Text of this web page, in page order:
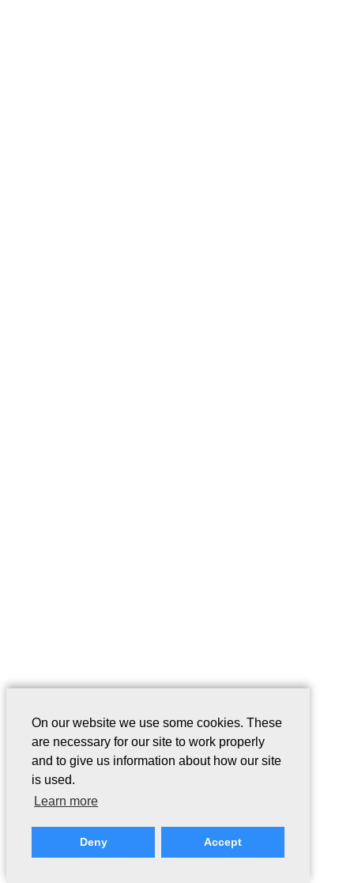
On our website we use some cookies. These
are necessary for our site to work properly
and to give us information about how our site
is used.
Learn more
Deny Accept